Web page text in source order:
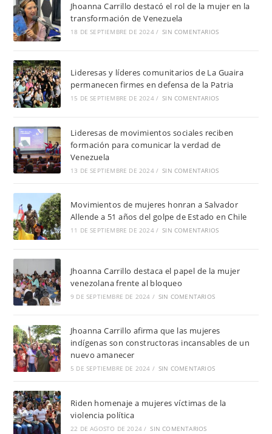
Jhoanna Carrillo destacó el rol de la mujer en la
transformación de Venezuela
18 DE SEPTIEMBRE DE 2024 / SIN COMENTARIOS
Lideresas y líderes comunitarios de La Guaira
permanecen firmes en defensa de la Patria
15 DE SEPTIEMBRE DE 2024 / SIN COMENTARIOS
Lideresas de movimientos sociales reciben
formación para comunicar la verdad de
Venezuela
13 DE SEPTIEMBRE DE 2024 / SIN COMENTARIOS
Movimientos de mujeres honran a Salvador
Allende a 51 años del golpe de Estado en Chile
11 DE SEPTIEMBRE DE 2024 / SIN COMENTARIOS
Jhoanna Carrillo destaca el papel de la mujer
venezolana frente al bloqueo
9 DE SEPTIEMBRE DE 2024 / SIN COMENTARIOS
Jhoanna Carrillo afirma que las mujeres
indígenas son constructoras incansables de un
nuevo amanecer
5 DE SEPTIEMBRE DE 2024 / SIN COMENTARIOS
Riden homenaje a mujeres víctimas de la
violencia política
22 DE AGOSTO DE 2024 / SIN COMENTARIOS